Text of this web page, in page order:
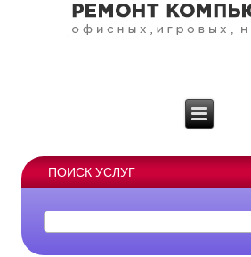
ПОИСК УСЛУГ